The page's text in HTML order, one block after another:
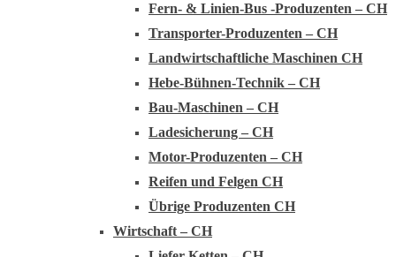
Fern- & Linien-Bus -Produzenten – CH
Transporter-Produzenten – CH
Landwirtschaftliche Maschinen CH
Hebe-Bühnen-Technik – CH
Bau-Maschinen – CH
Ladesicherung – CH
Motor-Produzenten – CH
Reifen und Felgen CH
Übrige Produzenten CH
Wirtschaft – CH